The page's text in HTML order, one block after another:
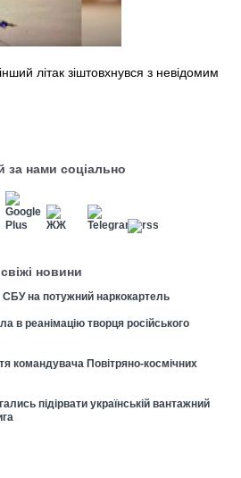
літак зіштовхнувся з невідомим
за нами соціально
свіжі новини
на потужний наркокартель
в реанімацію творця російського
командувача Повітряно-космічних
підірвати українській вантажний